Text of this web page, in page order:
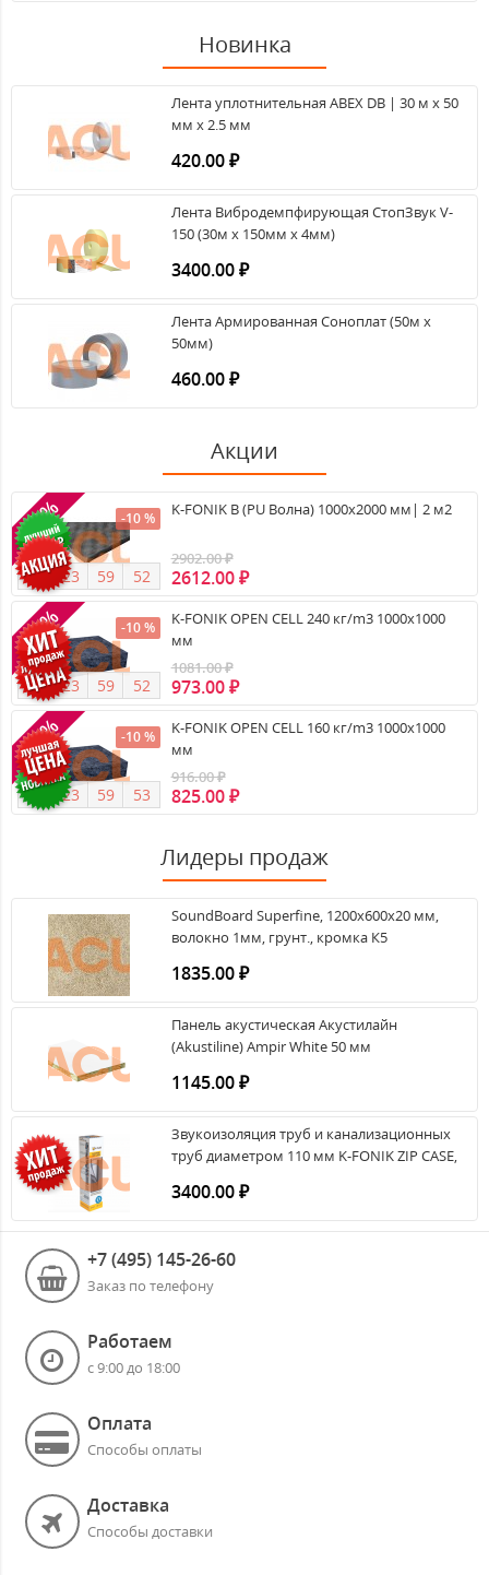
Новинка
Лента уплотнительная ABEX DB | 30 м х 50
мм х 2.5 мм
420.00 ₽
Лента Вибродемпфирующая СтопЗвук V-
150 (30м x 150мм x 4мм)
3400.00 ₽
Лента Армированная Соноплат (50м х
50мм)
460.00 ₽
Акции
-10% -10 %
09 23 59 52
K-FONIK B (PU Волна) 1000х2000 мм| 2 м2
2902.00 ₽
2612.00 ₽
-10% -10 %
09 23 59 52
K-FONIK OPEN CELL 240 кг/m3 1000х1000
мм
1081.00 ₽
973.00 ₽
-10% -10 %
09 23 59 52
K-FONIK OPEN CELL 160 кг/m3 1000х1000
мм
916.00 ₽
825.00 ₽
Лидеры продаж
SoundBoard Superfine, 1200х600х20 мм,
волокно 1мм, грунт., кромка К5
1835.00 ₽
Панель акустическая Акустилайн
(Akustiline) Ampir White 50 мм
1145.00 ₽
Звукоизоляция труб и канализационных
труб диаметром 110 мм K-FONIK ZIP CASE,
3400.00 ₽
+7 (495) 145-26-60
Заказ по телефону
Работаем
с 9:00 до 18:00
Оплата
Способы оплаты
Доставка
Способы доставки